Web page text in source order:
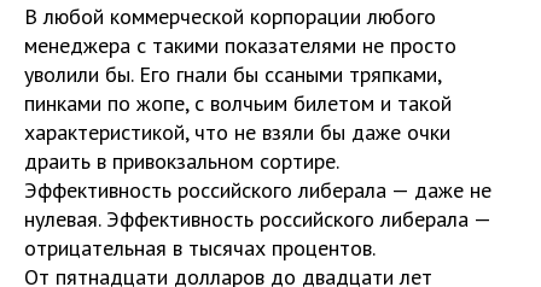
В любой коммерческой корпорации любого
менеджера с такими показателями не просто
уволили бы. Его гнали бы ссаными тряпками,
пинками по жопе, с волчьим билетом и такой
характеристикой, что не взяли бы даже очки
драить в привокзальном сортире.
Эффективность российского либерала — даже не
нулевая. Эффективность российского либерала —
отрицательная в тысячах процентов.
От пятнадцати долларов до двадцати лет